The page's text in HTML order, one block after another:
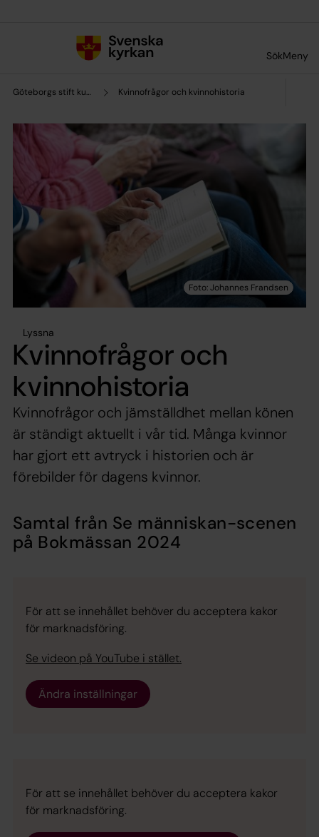
SökMeny
Göteborgs stift kultursamverkan Kvinnofrågor och kvinnohistoria
Lyssna
Kvinnofrågor och
kvinnohistoria
Kvinnofrågor och jämställdhet mellan könen
är ständigt aktuellt i vår tid. Många kvinnor
har gjort ett avtryck i historien och är
förebilder för dagens kvinnor.
Samtal från Se människan-scenen
på Bokmässan 2024
För att se innehållet behöver du acceptera kakor
för marknadsföring.
Se videon på YouTube i stället.
Ändra inställningar
För att se innehållet behöver du acceptera kakor
för marknadsföring.